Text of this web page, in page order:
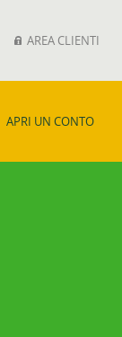
AREA CLIENTI
APRI UN CONTO